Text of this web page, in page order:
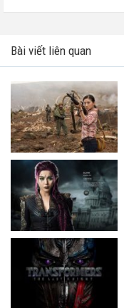
Bài viết liên quan